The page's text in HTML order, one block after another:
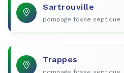
Sartrouville
pompage fosse septique
Trappes